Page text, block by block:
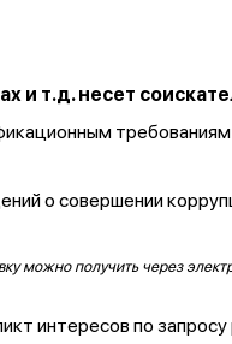
и т.д. несет
о совершении
можно получить через
интересов по